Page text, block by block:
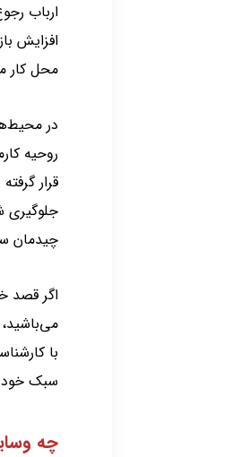
ارباب
افزایش
محل کار
در
روحیه
قرار
جلوگیری
چیدمان
اگر قصد
می‌باشید،
با
سبک
چه